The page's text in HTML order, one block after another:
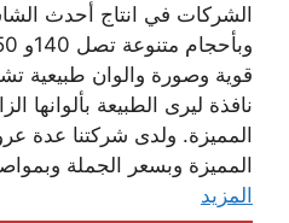
الشركات في انتاج أحدث
قوية وصورة والوان طبيعية
نافذة ليرى الطبيعة بألوانها
المميزة. ولدى شركتنا عدة
المميزة وبسعر الجملة
المزيد